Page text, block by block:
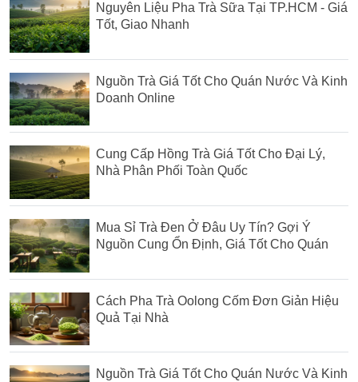
Nguyên Liệu Pha Trà Sữa Tại TP.HCM - Giá
Tốt, Giao Nhanh
Nguồn Trà Giá Tốt Cho Quán Nước Và Kinh
Doanh Online
Cung Cấp Hồng Trà Giá Tốt Cho Đại Lý,
Nhà Phân Phối Toàn Quốc
Mua Sỉ Trà Đen Ở Đâu Uy Tín? Gợi Ý
Nguồn Cung Ổn Định, Giá Tốt Cho Quán
Cách Pha Trà Oolong Cốm Đơn Giản Hiệu
Quả Tại Nhà
Nguồn Trà Giá Tốt Cho Quán Nước Và Kinh